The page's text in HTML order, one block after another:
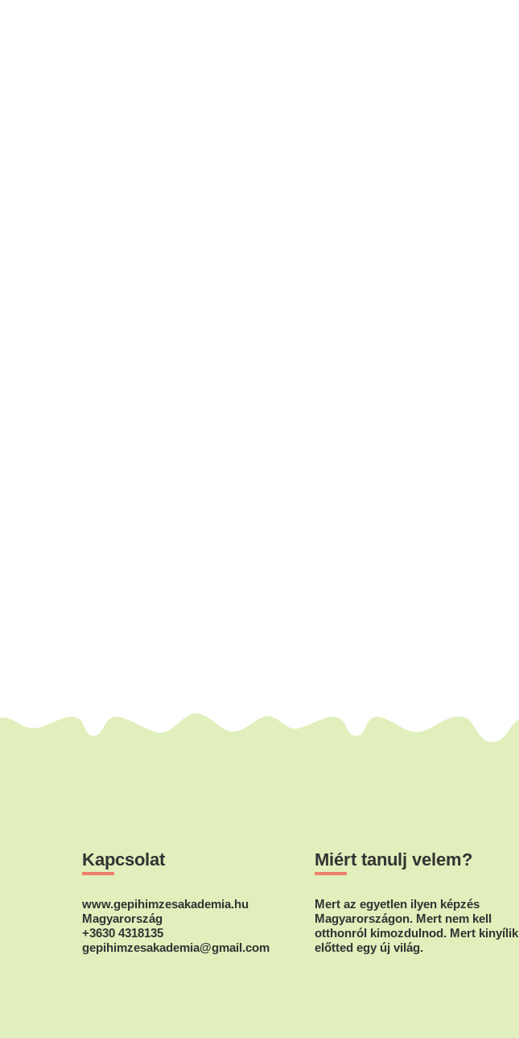
Kapcsolat
www.gepihimzesakademia.hu
Magyarország
+3630 4318135
gepihimzesakademia@gmail.com
Miért tanulj velem?
Mert az egyetlen ilyen képzés
Magyarországon. Mert nem kell
otthonról kimozdulnod. Mert kinyílik
előtted egy új világ.